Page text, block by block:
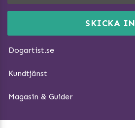
SKICKA IN
Dogartist.se
DogArtist.se drivs av:
E-post:info@dogartist.se
Kundtjänst
Ångra Köp
Magasin & Guider
Träna Nose Work hemma
Så gör du promenaden roligare
Hundbäddar